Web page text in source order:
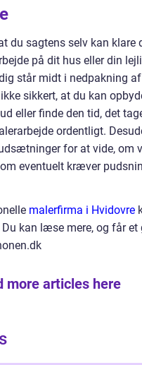
du sagtens selv kan klare
på dit hus eller din
står midt i nedpakning
sikkert, at du kan
eller finde den tid, det
ordentligt.
for at vide, om
eventuelt kræver
malerfirma i Hvidovre
kan læse mere, og får et
more articles here